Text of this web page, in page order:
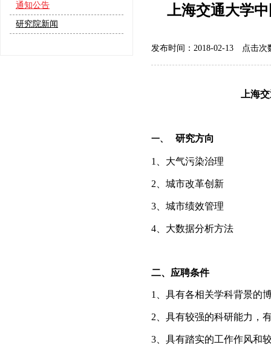
通知公告
研究院新闻
上海交通大学
发布时间：2018-02-13 点击次
上海
一、 研究方向
1 、大气污染治理
2 、城市改革创新
3 、城市绩效管理
4 、大数据分析方法
二、应聘条件
1 、具有各相关学科背景的
2 、具有较强的科研能力，
3 、具有踏实的工作作风和